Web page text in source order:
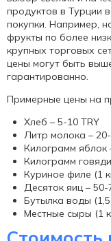
продуктов в Турции
покупки. Например,
фрукты по более
крупных торговых
цены могут быть
гарантированно.
Примерные цены на
Хлеб – 5-10 TRY
Литр молока –
Килограмм яблок
Килограмм
Куриное филе (1
Десяток яиц – 50-
Бутылка воды
Местные сыры (1